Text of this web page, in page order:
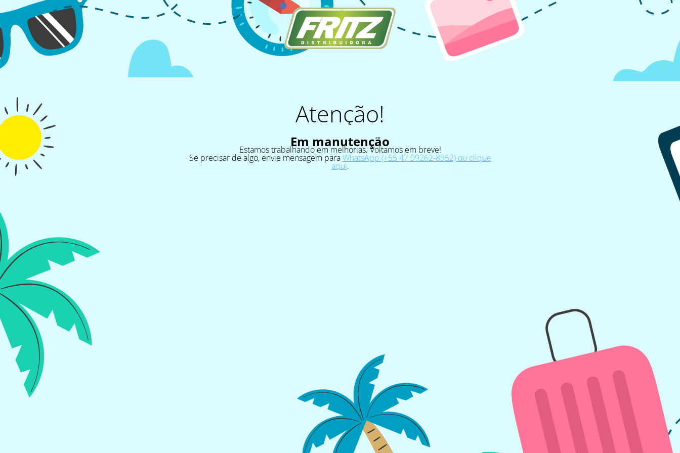
Atenção!
Em manutenção
Estamos trabalhando em melhorias. Voltamos em breve!
Se precisar de algo, envie mensagem paraWhatsApp (+55 47 99262-8952) ou clique
aqui.